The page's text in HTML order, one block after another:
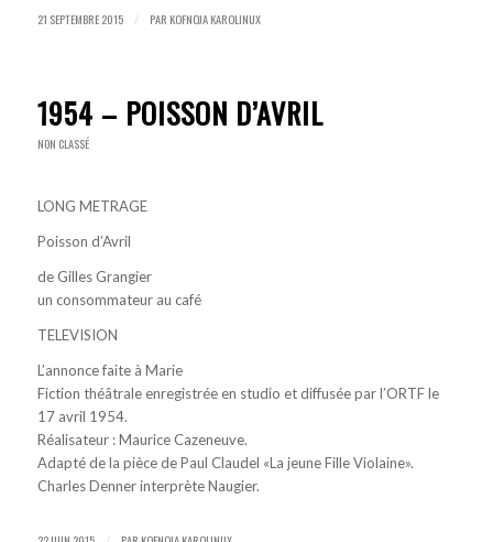
21 SEPTEMBRE 2015 / PAR KOFNOJA KAROLINUX
1954 – POISSON D’AVRIL
NON CLASSÉ
LONG METRAGE
Poisson d’Avril
de Gilles Grangier
un consommateur au café
TELEVISION
L’annonce faite à Marie
Fiction théâtrale enregistrée en studio et diffusée par l’ORTF le
17 avril 1954.
Réalisateur : Maurice Cazeneuve.
Adapté de la pièce de Paul Claudel «La jeune Fille Violaine».
Charles Denner interprète Naugier.